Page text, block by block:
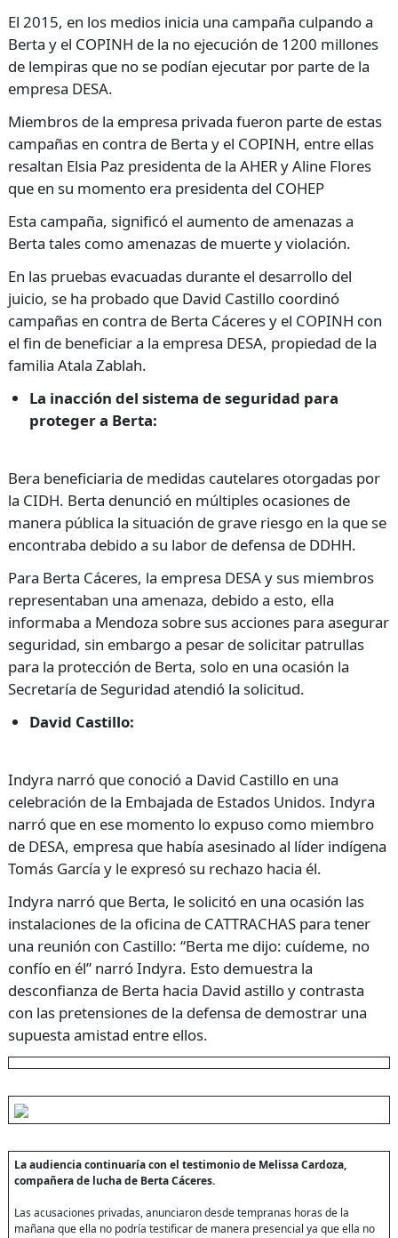
El 2015, en los medios inicia una campaña culpando a
Berta y el COPINH de la no ejecución de 1200 millones
de lempiras que no se podían ejecutar por parte de la
empresa DESA.
Miembros de la empresa privada fueron parte de estas
campañas en contra de Berta y el COPINH, entre ellas
resaltan Elsia Paz presidenta de la AHER y Aline Flores
que en su momento era presidenta del COHEP
Esta campaña, significó el aumento de amenazas a
Berta tales como amenazas de muerte y violación.
En las pruebas evacuadas durante el desarrollo del
juicio, se ha probado que David Castillo coordinó
campañas en contra de Berta Cáceres y el COPINH con
el fin de beneficiar a la empresa DESA, propiedad de la
familia Atala Zablah.
La inacción del sistema de seguridad para
proteger a Berta:
Bera beneficiaria de medidas cautelares otorgadas por
la CIDH. Berta denunció en múltiples ocasiones de
manera pública la situación de grave riesgo en la que se
encontraba debido a su labor de defensa de DDHH.
Para Berta Cáceres, la empresa DESA y sus miembros
representaban una amenaza, debido a esto, ella
informaba a Mendoza sobre sus acciones para asegurar
seguridad, sin embargo a pesar de solicitar patrullas
para la protección de Berta, solo en una ocasión la
Secretaría de Seguridad atendió la solicitud.
David Castillo:
Indyra narró que conoció a David Castillo en una
celebración de la Embajada de Estados Unidos. Indyra
narró que en ese momento lo expuso como miembro
de DESA, empresa que había asesinado al líder indígena
Tomás García y le expresó su rechazo hacia él.
Indyra narró que Berta, le solicitó en una ocasión las
instalaciones de la oficina de CATTRACHAS para tener
una reunión con Castillo: “Berta me dijo: cuídeme, no
confío en él” narró Indyra. Esto demuestra la
desconfianza de Berta hacia David astillo y contrasta
con las pretensiones de la defensa de demostrar una
supuesta amistad entre ellos.
La audiencia continuaría con el testimonio de Melissa Cardoza,
compañera de lucha de Berta Cáceres.
Las acusaciones privadas, anunciaron desde tempranas horas de la
mañana que ella no podría testificar de manera presencial ya que ella no